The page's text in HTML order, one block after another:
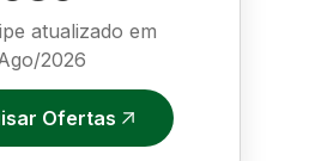
atualizado em
2026
Ofertas